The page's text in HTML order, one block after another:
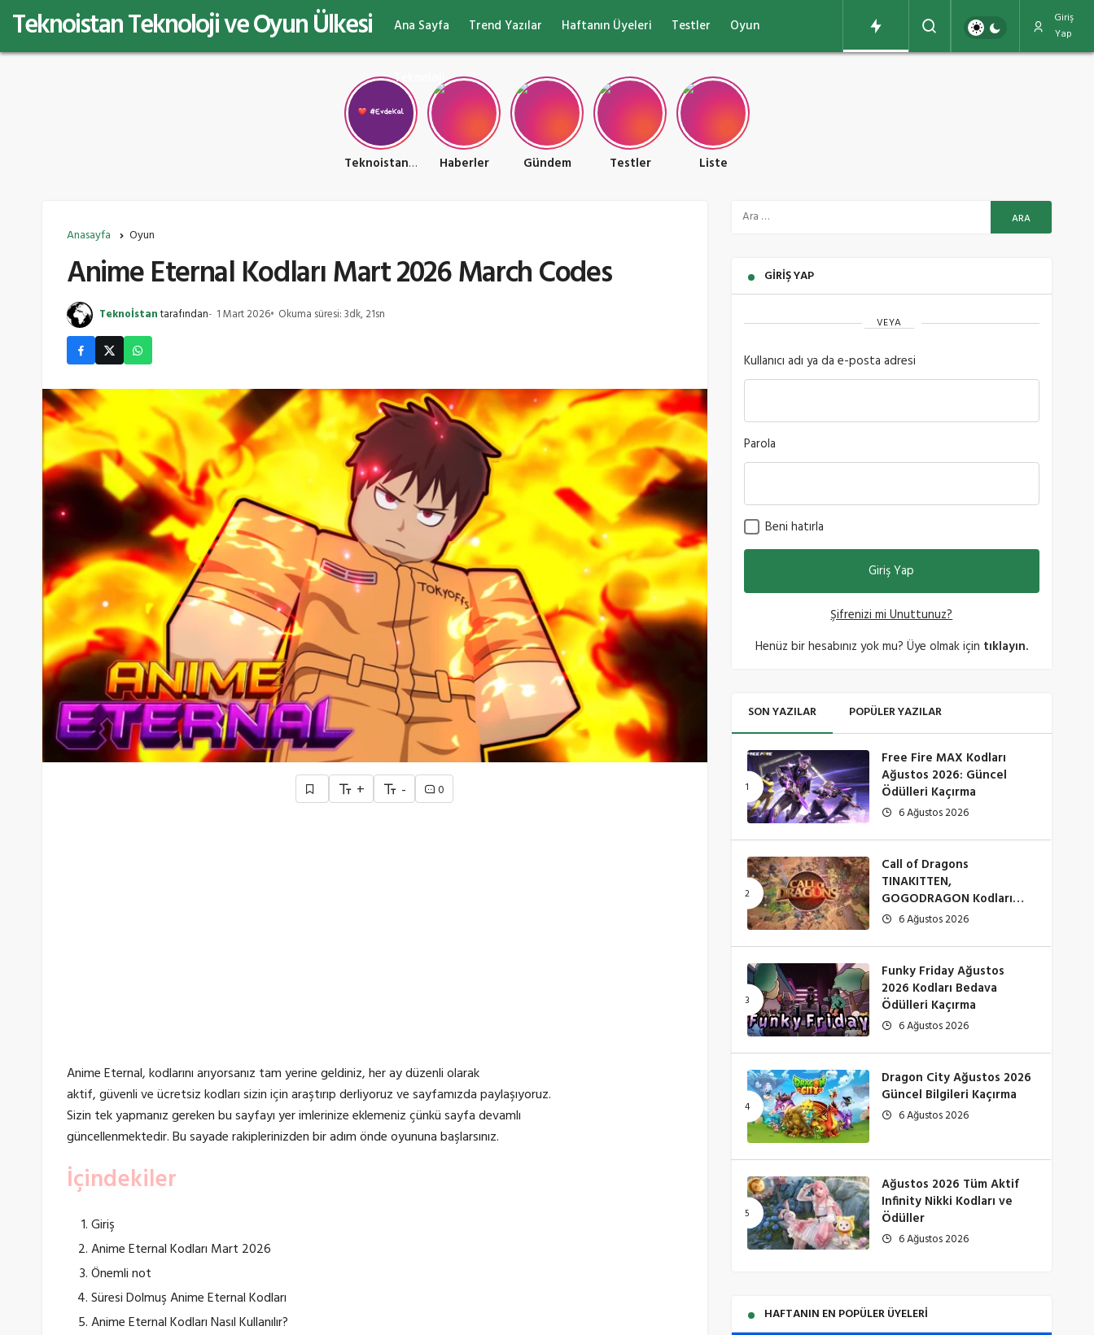
Teknoistan Teknoloji ve Oyun Ülkesi Ana Sayfa Trend Yazılar Haftanın Üyeleri Testler Oyun
Teknoloji
Giriş
Yap
Teknoistan Teknoloji ve Oyun Ülkesi Haberler Gündem Testler Liste
Anasayfa Oyun
Anime Eternal Kodları Mart 2026 March Codes
Teknoİstantarafından 1 Mart 2026 Okuma süresi: 3dk, 21sn
+ - 0
Anime Eternal, kodlarını arıyorsanız tam yerine geldiniz, her ay düzenli olarak
aktif, güvenli ve ücretsiz kodları sizin için araştırıp derliyoruz ve sayfamızda paylaşıyoruz.
Sizin tek yapmanız gereken bu sayfayı yer imlerinize eklemeniz çünkü sayfa devamlı
güncellenmektedir. Bu sayade rakiplerinizden bir adım önde oyununa başlarsınız.
İçindekiler
Giriş
Anime Eternal Kodları Mart 2026
Önemli not
Süresi Dolmuş Anime Eternal Kodları
Anime Eternal Kodları Nasıl Kullanılır?
GIRIŞ YAP
VEYA
Kullanıcı adı ya da e-posta adresi
Parola
Beni hatırla
Şifrenizi mi Unuttunuz?
Henüz bir hesabınız yok mu? Üye olmak için tıklayın.
SON YAZILAR POPÜLER YAZILAR
Free Fire MAX Kodları
Ağustos 2026: Güncel
Ödülleri Kaçırma
6 Ağustos 2026
Call of Dragons
TINAKITTEN,
GOGODRAGON Kodları
Çalışıyor mu? (Ağustos
6 Ağustos 2026
Funky Friday Ağustos
2026 Kodları Bedava
Ödülleri Kaçırma
6 Ağustos 2026
Dragon City Ağustos 2026
Güncel Bilgileri Kaçırma
6 Ağustos 2026
Ağustos 2026 Tüm Aktif
Infinity Nikki Kodları ve
Ödüller
6 Ağustos 2026
HAFTANIN EN POPÜLER ÜYELERI